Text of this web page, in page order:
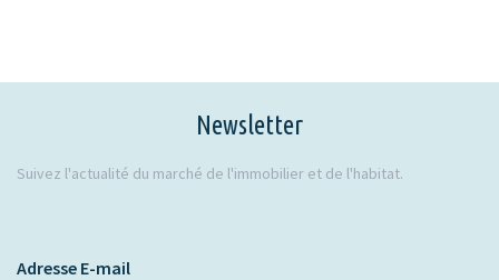
Newsletter
Suivez l'actualité du marché de l'immobilier et de l'habitat.
Adresse E-mail